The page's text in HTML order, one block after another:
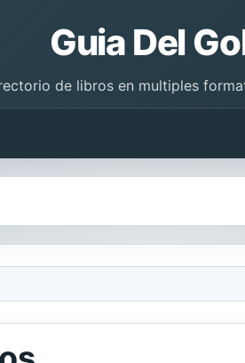
Guia Del
de libros en multiples